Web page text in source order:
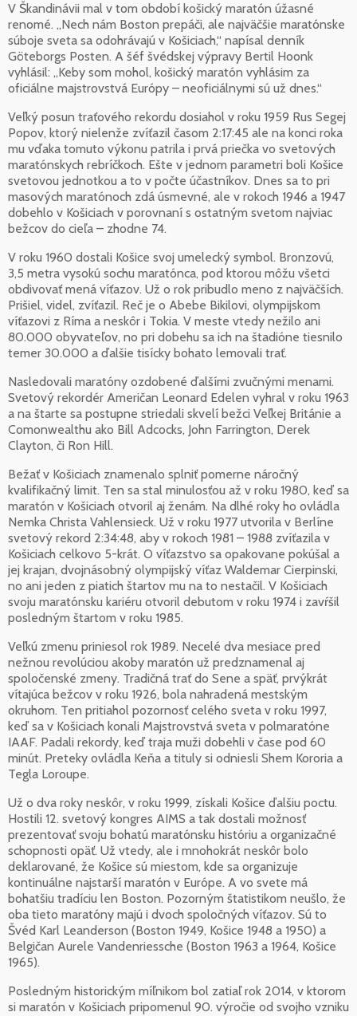
V Škandinávii mal v tom období košický maratón úžasné
renomé. „Nech nám Boston prepáči, ale najväčšie maratónske
súboje sveta sa odohrávajú v Košiciach,“ napísal denník
Göteborgs Posten. A šéf švédskej výpravy Bertil Hoonk
vyhlásil: „Keby som mohol, košický maratón vyhlásim za
oficiálne majstrovstvá Európy – neoficiálnymi sú už dnes.“
Veľký posun traťového rekordu dosiahol v roku 1959 Rus Segej
Popov, ktorý nielenže zvíťazil časom 2:17:45 ale na konci roka
mu vďaka tomuto výkonu patrila i prvá priečka vo svetových
maratónskych rebríčkoch. Ešte v jednom parametri boli Košice
svetovou jednotkou a to v počte účastníkov. Dnes sa to pri
masových maratónoch zdá úsmevné, ale v rokoch 1946 a 1947
dobehlo v Košiciach v porovnaní s ostatným svetom najviac
bežcov do cieľa – zhodne 74.
V roku 1960 dostali Košice svoj umelecký symbol. Bronzovú,
3,5 metra vysokú sochu maratónca, pod ktorou môžu všetci
obdivovať mená víťazov. Už o rok pribudlo meno z najväčších.
Prišiel, videl, zvíťazil. Reč je o Abebe Bikilovi, olympijskom
víťazovi z Ríma a neskôr i Tokia. V meste vtedy nežilo ani
80.000 obyvateľov, no pri dobehu sa ich na štadióne tiesnilo
temer 30.000 a ďalšie tisícky bohato lemovali trať.
Nasledovali maratóny ozdobené ďalšími zvučnými menami.
Svetový rekordér Američan Leonard Edelen vyhral v roku 1963
a na štarte sa postupne striedali skvelí bežci Veľkej Británie a
Comonwealthu ako Bill Adcocks, John Farrington, Derek
Clayton, či Ron Hill.
Bežať v Košiciach znamenalo splniť pomerne náročný
kvalifikačný limit. Ten sa stal minulosťou až v roku 1980, keď sa
maratón v Košiciach otvoril aj ženám. Na dlhé roky ho ovládla
Nemka Christa Vahlensieck. Už v roku 1977 utvorila v Berlíne
svetový rekord 2:34:48, aby v rokoch 1981 – 1988 zvíťazila v
Košiciach celkovo 5-krát. O víťazstvo sa opakovane pokúšal a
jej krajan, dvojnásobný olympijský víťaz Waldemar Cierpinski,
no ani jeden z piatich štartov mu na to nestačil. V Košiciach
svoju maratónsku kariéru otvoril debutom v roku 1974 i zavŕšil
posledným štartom v roku 1985.
Veľkú zmenu priniesol rok 1989. Necelé dva mesiace pred
nežnou revolúciou akoby maratón už predznamenal aj
spoločenské zmeny. Tradičná trať do Sene a späť, prvýkrát
vítajúca bežcov v roku 1926, bola nahradená mestským
okruhom. Ten pritiahol pozornosť celého sveta v roku 1997,
keď sa v Košiciach konali Majstrovstvá sveta v polmaratóne
IAAF. Padali rekordy, keď traja muži dobehli v čase pod 60
minút. Preteky ovládla Keňa a tituly si odniesli Shem Kororia a
Tegla Loroupe.
Už o dva roky neskôr, v roku 1999, získali Košice ďalšiu poctu.
Hostili 12. svetový kongres AIMS a tak dostali možnosť
prezentovať svoju bohatú maratónsku históriu a organizačné
schopnosti opäť. Už vtedy, ale i mnohokrát neskôr bolo
deklarované, že Košice sú miestom, kde sa organizuje
kontinuálne najstarší maratón v Európe. A vo svete má
bohatšiu tradíciu len Boston. Pozorným štatistikom neušlo, že
oba tieto maratóny majú i dvoch spoločných víťazov. Sú to
Švéd Karl Leanderson (Boston 1949, Košice 1948 a 1950) a
Belgičan Aurele Vandenriessche (Boston 1963 a 1964, Košice
1965).
Posledným historickým míľnikom bol zatiaľ rok 2014, v ktorom
si maratón v Košiciach pripomenul 90. výročie od svojho vzniku